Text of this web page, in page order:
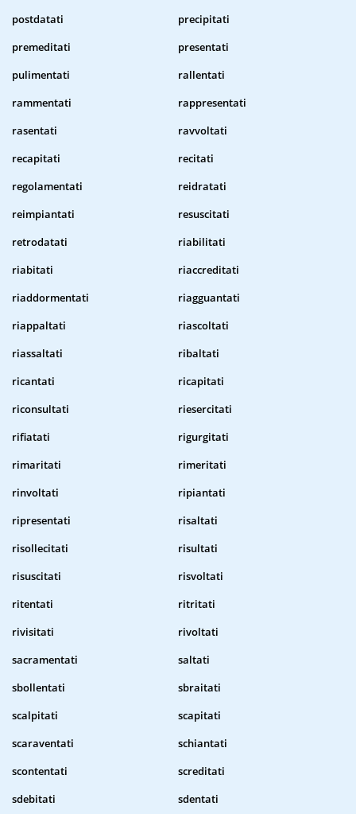
postdatati
precipitati
premeditati
presentati
pulimentati
rallentati
rammentati
rappresentati
rasentati
ravvoltati
recapitati
recitati
regolamentati
reidratati
reimpiantati
resuscitati
retrodatati
riabilitati
riabitati
riaccreditati
riaddormentati
riagguantati
riappaltati
riascoltati
riassaltati
ribaltati
ricantati
ricapitati
riconsultati
riesercitati
rifiatati
rigurgitati
rimaritati
rimeritati
rinvoltati
ripiantati
ripresentati
risaltati
risollecitati
risultati
risuscitati
risvoltati
ritentati
ritritati
rivisitati
rivoltati
sacramentati
saltati
sbollentati
sbraitati
scalpitati
scapitati
scaraventati
schiantati
scontentati
screditati
sdebitati
sdentati